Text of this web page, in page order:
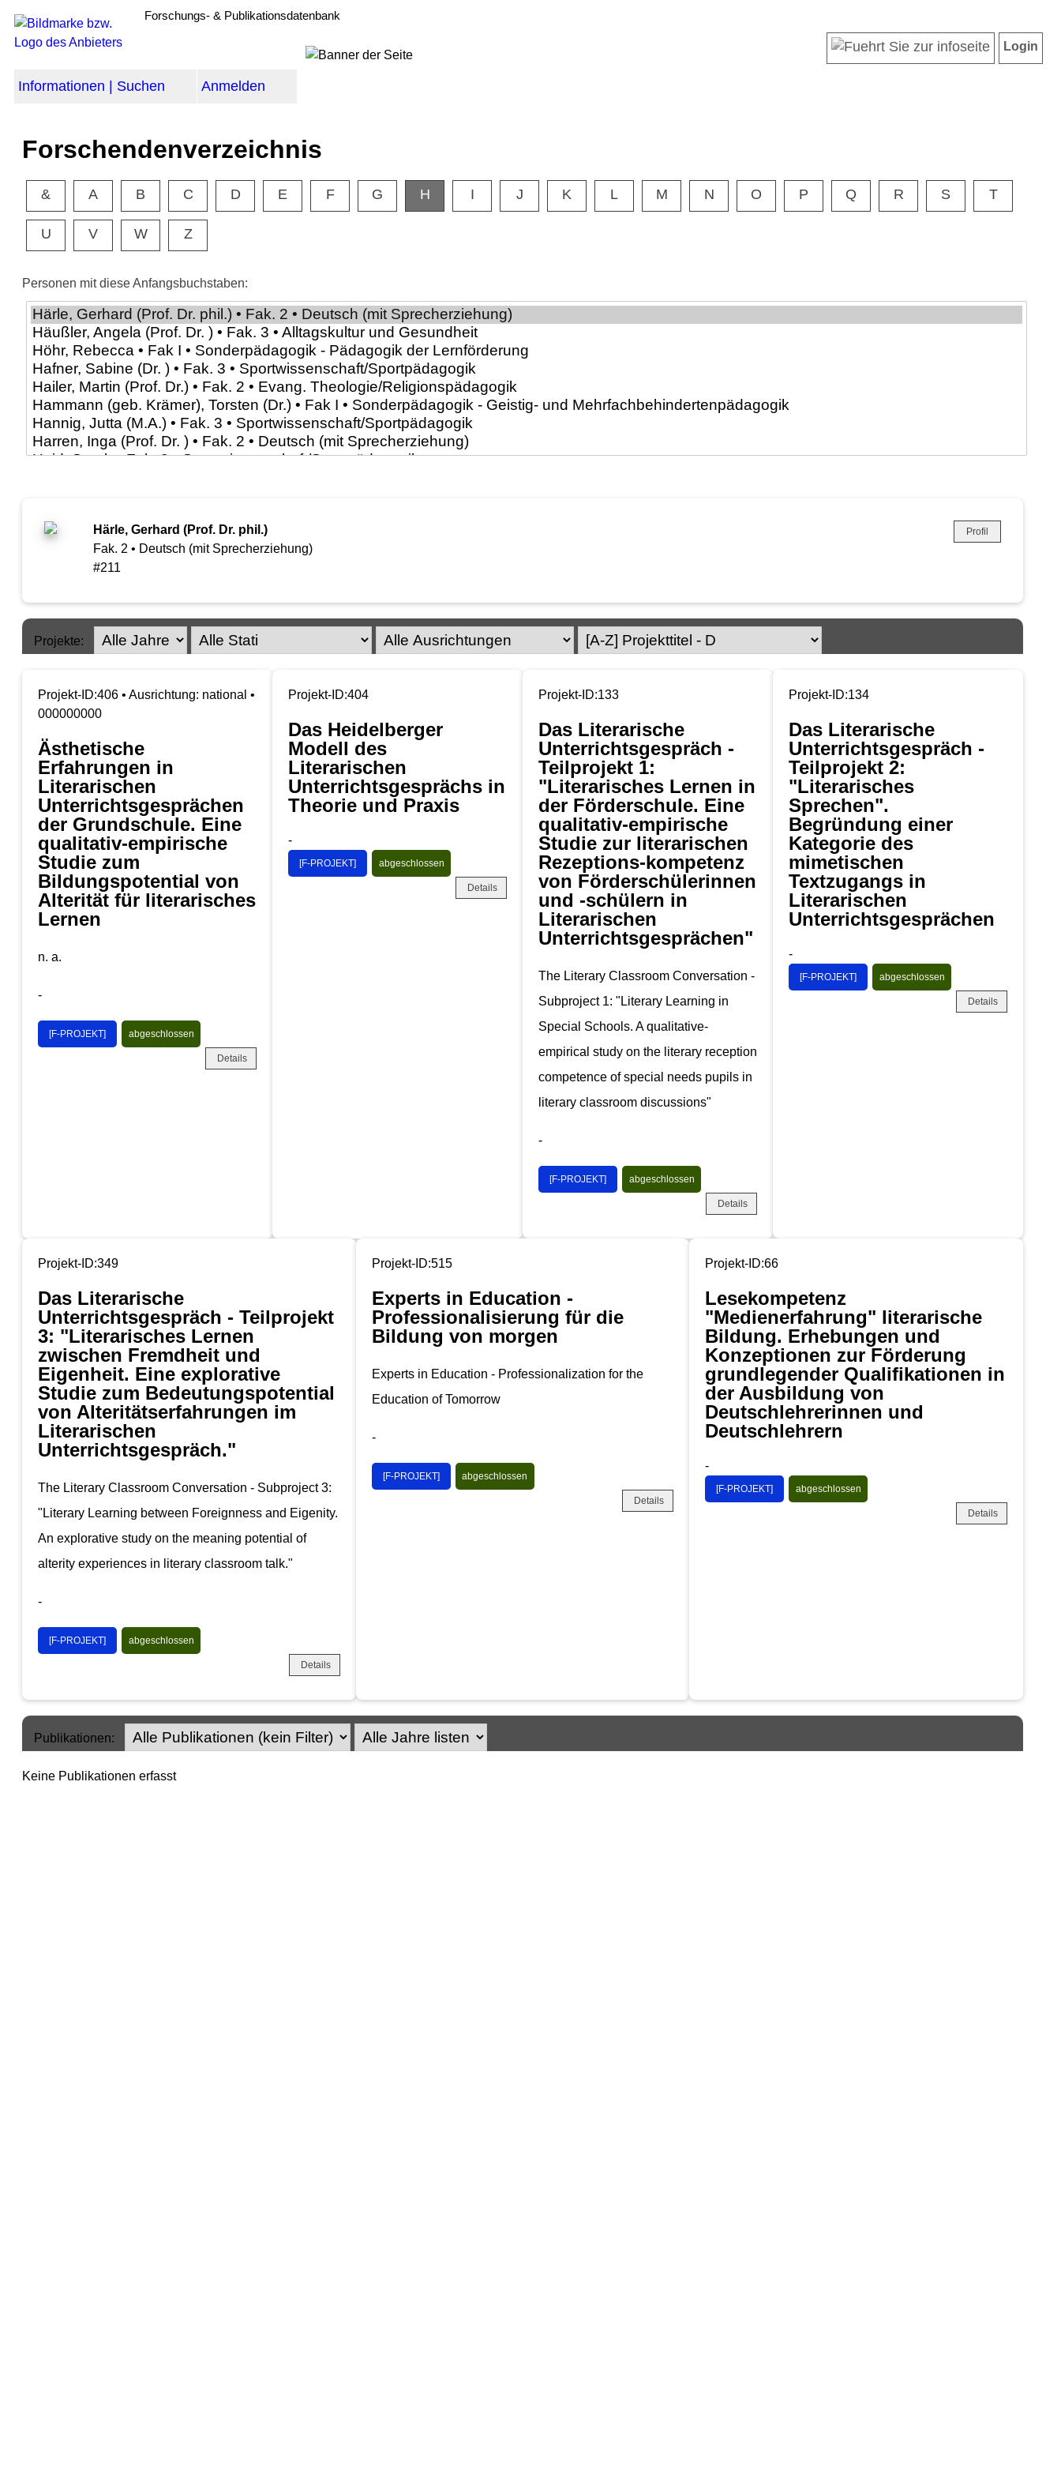
Forschungs- & Publikationsdatenbank
Informationen | Suchen Anmelden
Login
Forschendenverzeichnis
& A B C D E F G H I J K L M N O P Q R S T
U V W Z
Personen mit diese Anfangsbuchstaben:
Härle, Gerhard (Prof. Dr. phil.)
Fak. 2 • Deutsch (mit Sprecherziehung)
#211
Profil
Projekte:
Projekt-ID:406 • Ausrichtung: national •
000000000
Ästhetische
Erfahrungen in
Literarischen
Unterrichtsgesprächen
der Grundschule. Eine
qualitativ-empirische
Studie zum
Bildungspotential von
Alterität für literarisches
Lernen
n. a.
-
[F-PROJEKT] abgeschlossen
Details
Projekt-ID:404
Das Heidelberger
Modell des
Literarischen
Unterrichtsgesprächs in
Theorie und Praxis
-
[F-PROJEKT] abgeschlossen
Details
Projekt-ID:133
Das Literarische
Unterrichtsgespräch -
Teilprojekt 1:
"Literarisches Lernen in
der Förderschule. Eine
qualitativ-empirische
Studie zur literarischen
Rezeptions-kompetenz
von Förderschülerinnen
und -schülern in
Literarischen
Unterrichtsgesprächen"
The Literary Classroom Conversation -
Subproject 1: "Literary Learning in
Special Schools. A qualitative-
empirical study on the literary reception
competence of special needs pupils in
literary classroom discussions"
-
[F-PROJEKT] abgeschlossen
Details
Projekt-ID:134
Das Literarische
Unterrichtsgespräch -
Teilprojekt 2:
"Literarisches
Sprechen".
Begründung einer
Kategorie des
mimetischen
Textzugangs in
Literarischen
Unterrichtsgesprächen
-
[F-PROJEKT] abgeschlossen
Details
Projekt-ID:349
Das Literarische
Unterrichtsgespräch - Teilprojekt
3: "Literarisches Lernen
zwischen Fremdheit und
Eigenheit. Eine explorative
Studie zum Bedeutungspotential
von Alteritätserfahrungen im
Literarischen
Unterrichtsgespräch."
The Literary Classroom Conversation - Subproject 3:
"Literary Learning between Foreignness and Eigenity.
An explorative study on the meaning potential of
alterity experiences in literary classroom talk."
-
[F-PROJEKT] abgeschlossen
Details
Projekt-ID:515
Experts in Education -
Professionalisierung für die
Bildung von morgen
Experts in Education - Professionalization for the
Education of Tomorrow
-
[F-PROJEKT] abgeschlossen
Details
Projekt-ID:66
Lesekompetenz
"Medienerfahrung" literarische
Bildung. Erhebungen und
Konzeptionen zur Förderung
grundlegender Qualifikationen in
der Ausbildung von
Deutschlehrerinnen und
Deutschlehrern
-
[F-PROJEKT] abgeschlossen
Details
Publikationen:
Keine Publikationen erfasst